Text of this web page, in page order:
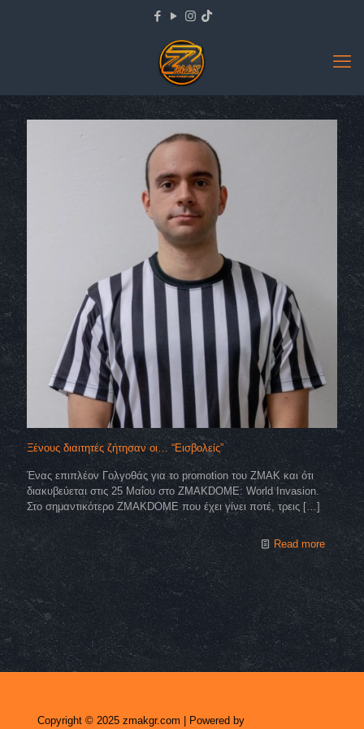
Ξένους διαιτητές ζήτησαν οι… “Eισβολείς”
Ένας επιπλέον Γολγοθάς για το promotion του ZMΑΚ και ότι
διακυβεύεται στις 25 Μαΐου στο ZMAKDOME: World Invasion.
Στο σημαντικότερο ZMAKDOME που έχει γίνει ποτέ, τρεις […]
Read more
Copyright © 2025 zmakgr.com | Powered by